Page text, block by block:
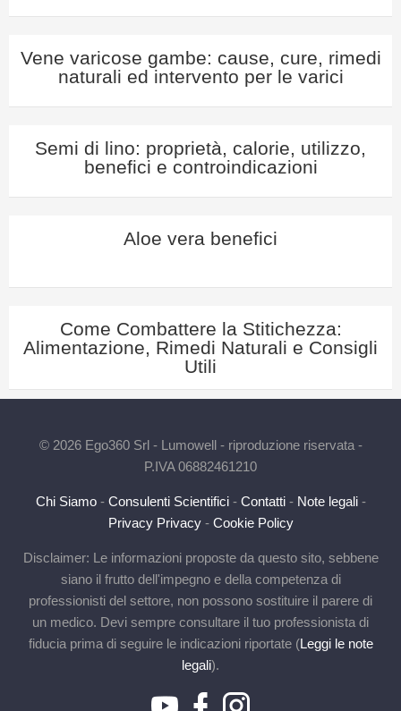
Vene varicose gambe: cause, cure, rimedi
naturali ed intervento per le varici
Semi di lino: proprietà, calorie, utilizzo,
benefici e controindicazioni
Aloe vera benefici
Come Combattere la Stitichezza:
Alimentazione, Rimedi Naturali e Consigli
Utili
© 2026 Ego360 Srl - Lumowell - riproduzione riservata -
P.IVA 06882461210
Chi Siamo- Consulenti Scientifici- Contatti- Note legali-
Privacy Privacy- Cookie Policy
Disclaimer: Le informazioni proposte da questo sito, sebbene
siano il frutto dell'impegno e della competenza di
professionisti del settore, non possono sostituire il parere di
un medico. Devi sempre consultare il tuo professionista di
fiducia prima di seguire le indicazioni riportate (Leggi le note
legali).